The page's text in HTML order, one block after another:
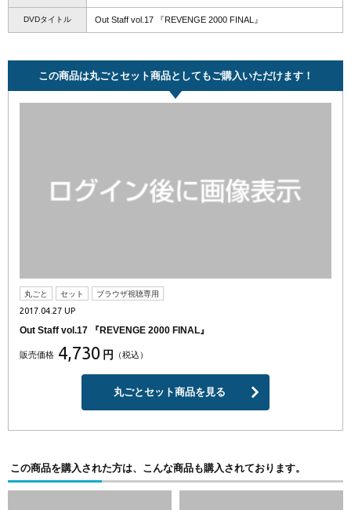
DVDタイトル Out Staff vol.17 『REVENGE 2000 FINAL』
この商品は丸ごとセット商品としてもご購入いただけます！
丸ごと セット ブラウザ視聴専用
2017.04.27 UP
Out Staff vol.17 『REVENGE 2000 FINAL』
販売価格 4,730 円 （税込）
丸ごとセット商品を見る
この商品を購入された方は、こんな商品も購入されております。